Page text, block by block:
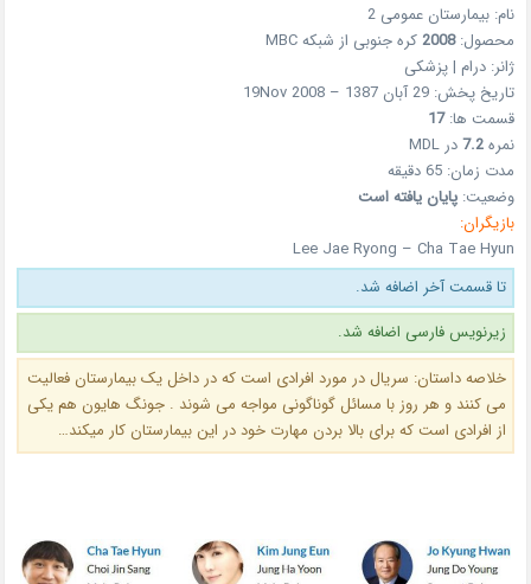
نام: بیمارستان عمومی 2
محصول:2008 کره جنوبی از شبکه MBC
ژانر: درام | پزشکی
تاریخ پخش: 29 آبان 1387 – 19Nov 2008
قسمت ها:17
نمره7.2در MDL
مدت زمان: 65 دقیقه
وضعیت:پایان یافته است
بازیگران:
Lee Jae Ryong – Cha Tae Hyun
تا قسمت آخر اضافه شد.
زیرنویس فارسی اضافه شد.
خلاصه داستان: سریال در مورد افرادی است که در داخل یک بیمارستان فعالیت
می کنند و هر روز با مسائل گوناگونی مواجه می شوند . جونگ هایون هم یکی
از افرادی است که برای بالا بردن مهارت خود در این بیمارستان کار میکند…